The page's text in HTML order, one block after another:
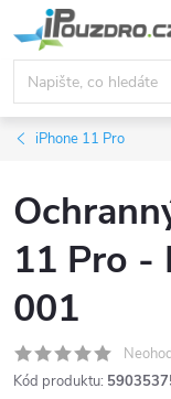
na
obsah
iPhone 11 Pro
11 Pro -
001
Kód produktu: